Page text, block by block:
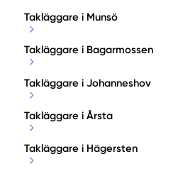
Takläggare i Munsö
Takläggare i Bagarmossen
Takläggare i Johanneshov
Takläggare i Årsta
Takläggare i Hägersten